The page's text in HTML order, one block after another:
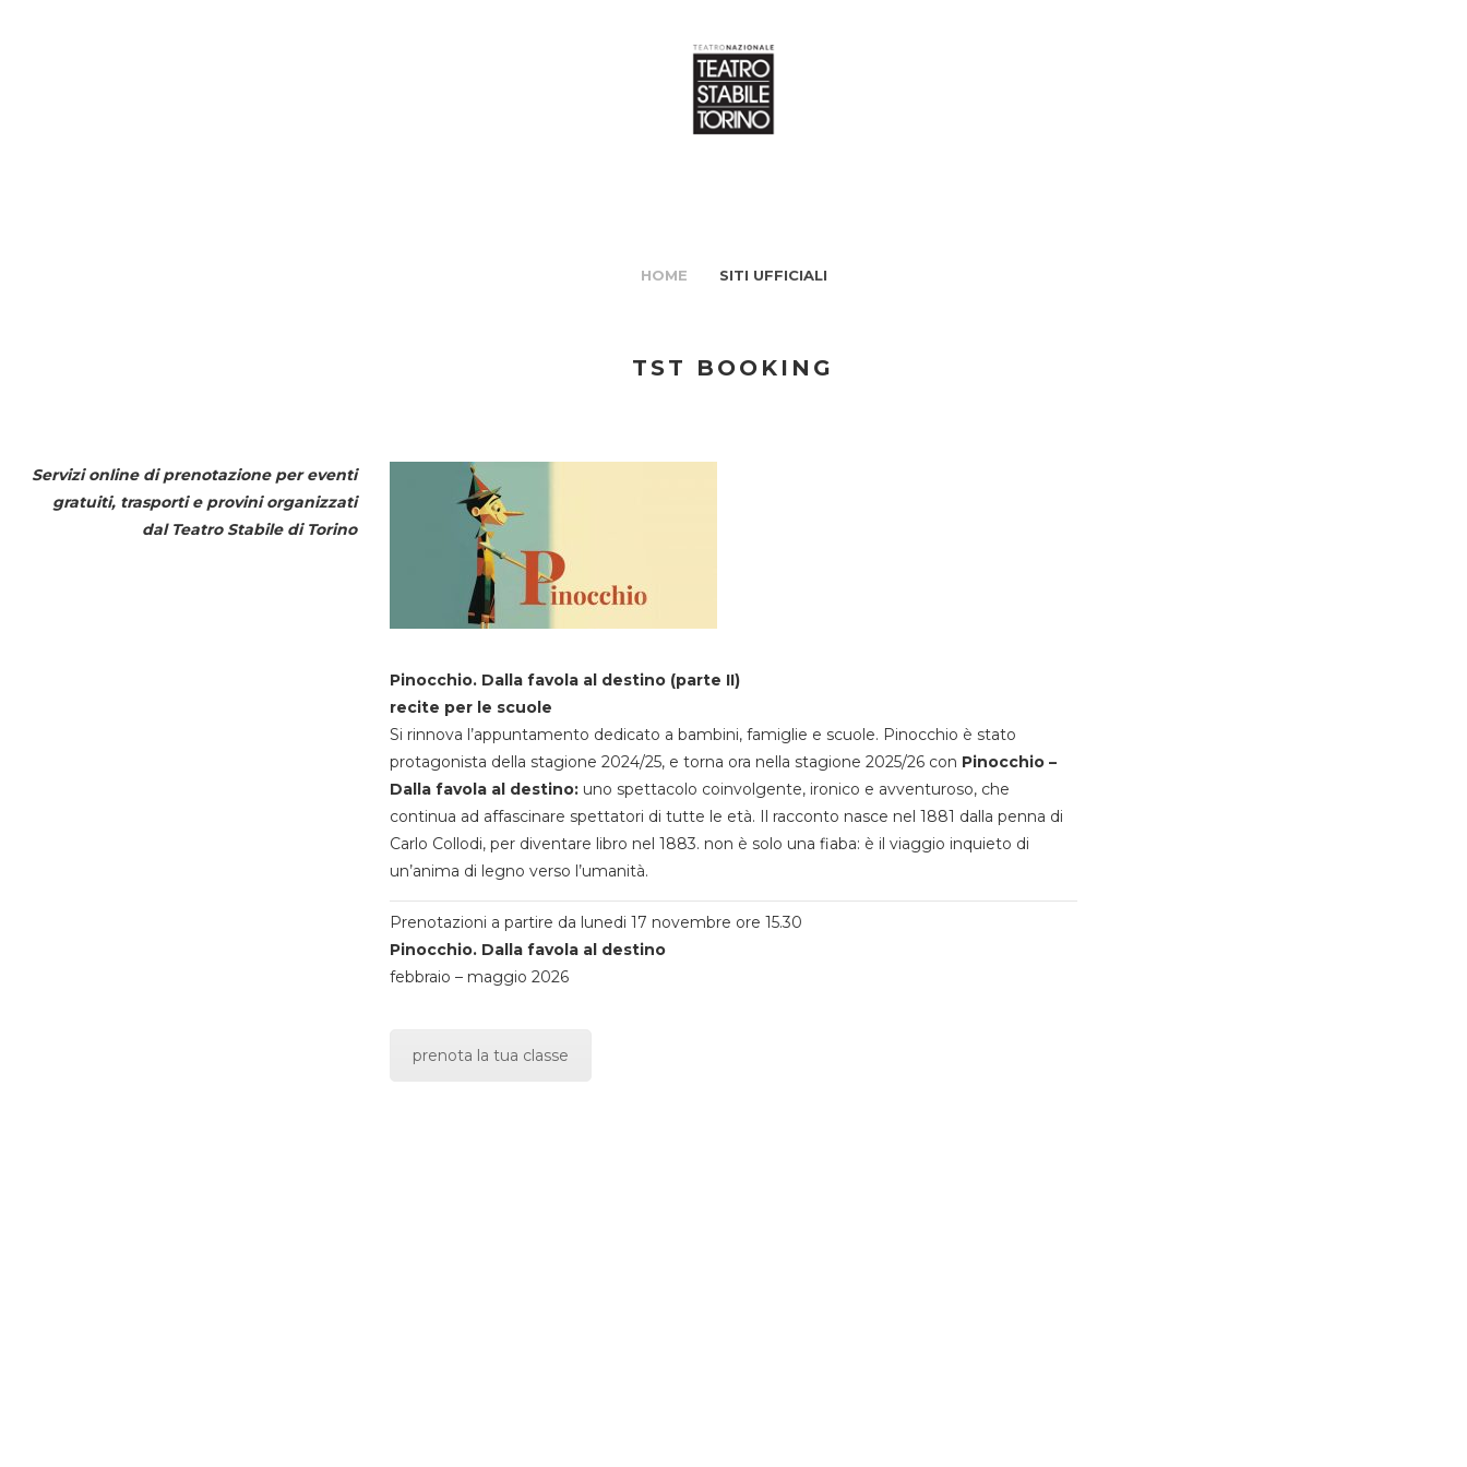
HOME SITI UFFICIALI
TST BOOKING
Servizi online di prenotazione per eventi
gratuiti, trasporti e provini organizzati
dal Teatro Stabile di Torino
Pinocchio. Dalla favola al destino (parte II)
recite per le scuole
Si rinnova l’appuntamento dedicato a bambini, famiglie e scuole. Pinocchio è stato
protagonista della stagione 2024/25, e torna ora nella stagione 2025/26 con Pinocchio –
Dalla favola al destino:uno spettacolo coinvolgente, ironico e avventuroso, che
continua ad affascinare spettatori di tutte le età. Il racconto nasce nel 1881 dalla penna di
Carlo Collodi, per diventare libro nel 1883. non è solo una fiaba: è il viaggio inquieto di
un’anima di legno verso l’umanità.
Prenotazioni a partire da lunedi 17 novembre ore 15.30
Pinocchio. Dalla favola al destino
febbraio – maggio 2026
prenota la tua classe